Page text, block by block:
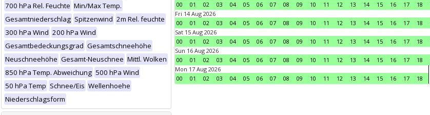
700 hPa Rel. Feuchte Min/Max Temp.
Gesamtniederschlag Spitzenwind 2m Rel. feuchte
300 hPa Wind 200 hPa Wind
Gesamtbedeckungsgrad Gesamtschneehöhe
Neuschneehöhe Gesamt-Neuschnee Mittl. Wolken
850 hPa Temp. Abweichung 500 hPa Wind
50 hPa Temp Schnee/Eis Wellenhoehe
Niederschlagsform
00
01 02 03 04 05 06 07 08 09 10 11 12 13 14 15 16 17 18
Fri 14 Aug 2026
00
01 02 03 04 05 06 07 08 09 10 11 12 13 14 15 16 17 18
Sat 15 Aug 2026
00
01 02 03 04 05 06 07 08 09 10 11 12 13 14 15 16 17 18
Sun 16 Aug 2026
00
01 02 03 04 05 06 07 08 09 10 11 12 13 14 15 16 17 18
Mon 17 Aug 2026
00
01 02 03 04 05 06 07 08 09 10 11 12 13 14 15 16 17 18